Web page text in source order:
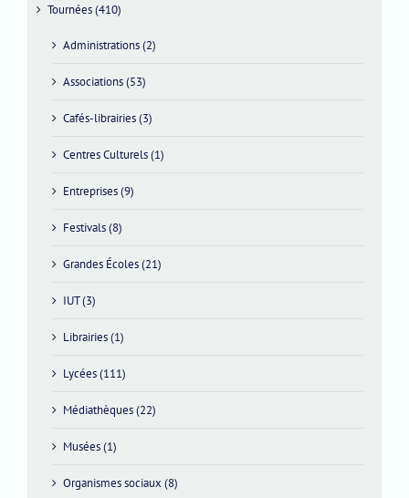
Tournées (410)
Administrations (2)
Associations (53)
Cafés-librairies (3)
Centres Culturels (1)
Entreprises (9)
Festivals (8)
Grandes Écoles (21)
IUT (3)
Librairies (1)
Lycées (111)
Médiathèques (22)
Musées (1)
Organismes sociaux (8)